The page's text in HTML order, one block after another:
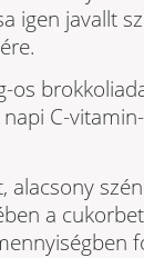
igen javallt
os
C-
alacsony
a